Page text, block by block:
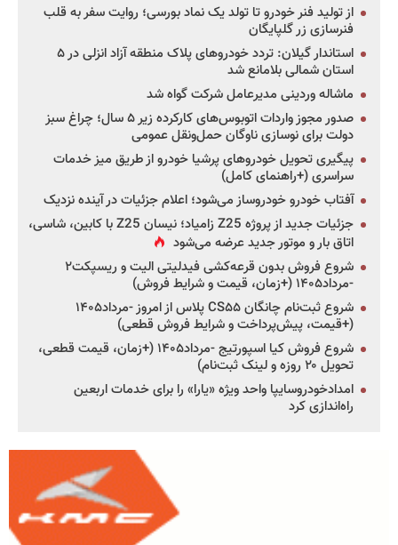
از تولید فنر خودرو تا تولد یک نماد بورسی؛ روایت سفر به قلب
فنرسازی زر گلپایگان
استاندار گیلان: تردد خودروهای پلاک منطقه آزاد انزلی در ۵
استان شمالی بلامانع شد
ماشاله وردینی مدیرعامل شرکت گواه شد
صدور مجوز واردات اتوبوس‌های کارکرده زیر ۵ سال؛ چراغ سبز
دولت برای نوسازی ناوگان حمل‌ونقل عمومی
پیگیری تحویل خودروهای پرشیا خودرو از طریق میز خدمات
سراسری (+راهنمای کامل)
آفتاب خودرو خودروساز می‌شود؛ اعلام جزئیات در آینده نزدیک
جزئیات جدید از پروژه Z25 زامیاد؛ نیسان Z25 با کابین، شاسی،
اتاق بار و موتور جدید عرضه می‌شود
شروع فروش بدون قرعه‌کشی فیدلیتی الیت و ریسپکت۲
-مرداد۱۴۰۵ (+زمان، قیمت و شرایط فروش)
شروع ثبت‌نام چانگان CS۵۵ پلاس از امروز -مرداد۱۴۰۵
(+قیمت، پیش‌پرداخت و شرایط فروش قطعی)
شروع فروش کیا اسپورتیج -مرداد۱۴۰۵ (+زمان، قیمت قطعی،
تحویل ۲۰ روزه و لینک ثبت‌نام)
امدادخودروسایپا واحد ویژه «یارا» را برای خدمات اربعین
راه‌اندازی کرد